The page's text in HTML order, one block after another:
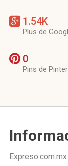
1.54K
Plus de
0
Pins de